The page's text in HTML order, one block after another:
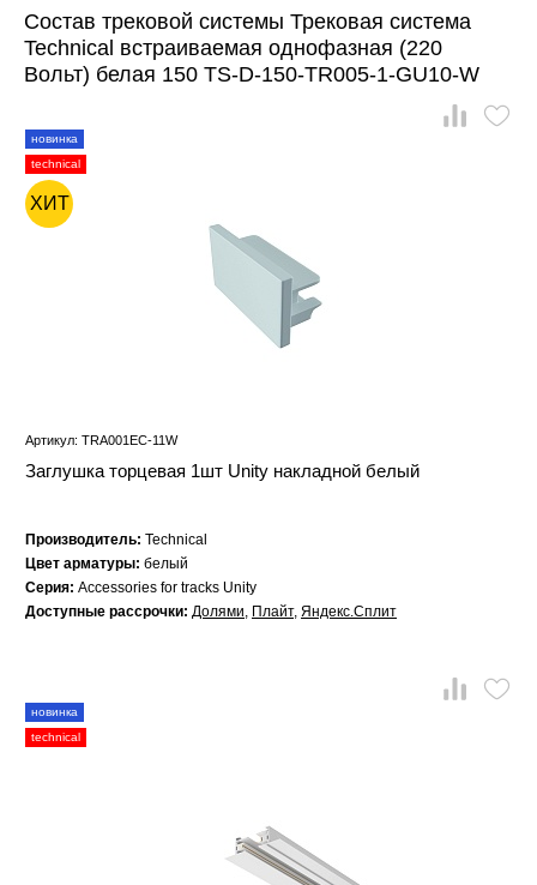
Состав трековой системы Трековая система
Technical встраиваемая однофазная (220
Вольт) белая 150 TS-D-150-TR005-1-GU10-W
новинка
technical
ХИТ
Артикул: TRA001EC-11W
Заглушка торцевая 1шт Unity накладной белый
Производитель: Technical
Цвет арматуры: белый
Серия: Accessories for tracks Unity
Доступные рассрочки: Долями, Плайт, Яндекс.Сплит
новинка
technical